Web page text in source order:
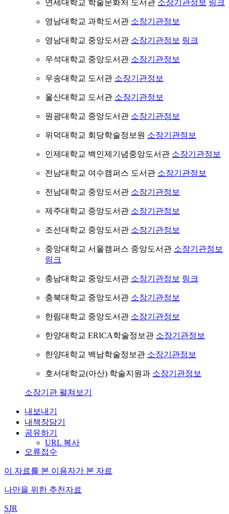
연세대학교 학술문화처 도서관 소장기관정보 링크
영남대학교 과학도서관 소장기관정보
영남대학교 중앙도서관 소장기관정보 링크
우석대학교 중앙도서관 소장기관정보
우송대학교 도서관 소장기관정보
울산대학교 도서관 소장기관정보
원광대학교 중앙도서관 소장기관정보
위덕대학교 회당학술정보원 소장기관정보
인제대학교 백인제기념중앙도서관 소장기관정보
전남대학교 여수캠퍼스 도서관 소장기관정보
전남대학교 중앙도서관 소장기관정보
제주대학교 중앙도서관 소장기관정보
조선대학교 중앙도서관 소장기관정보
중앙대학교 서울캠퍼스 중앙도서관 소장기관정보
링크
충남대학교 중앙도서관 소장기관정보 링크
충북대학교 중앙도서관 소장기관정보
한림대학교 중앙도서관 소장기관정보
한양대학교 ERICA학술정보관 소장기관정보
한양대학교 백남학술정보관 소장기관정보
호서대학교(아산) 학술지원과 소장기관정보
소장기관 펼쳐보기
내보내기
내책장담기
공유하기
URL 복사
오류접수
이 자료를 본 이용자가 본 자료
나만을 위한 추천자료
SJR